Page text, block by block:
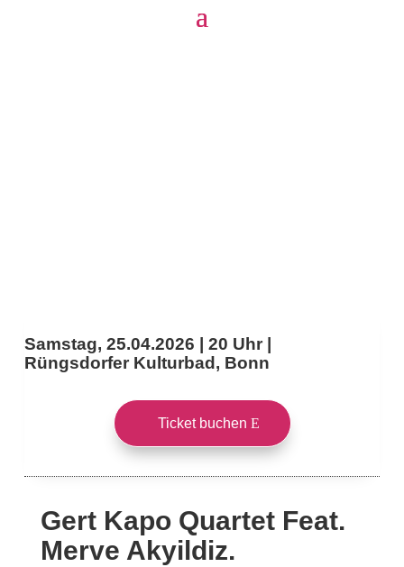
Samstag, 25.04.2026 | 20 Uhr |
Rüngsdorfer Kulturbad, Bonn
Ticket buchen
Gert Kapo Quartet Feat.
Merve Akyildiz.